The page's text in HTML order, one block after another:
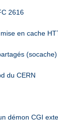
2616
en cache
du CERN
démon CGI